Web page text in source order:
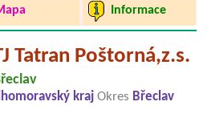
Informace
Tatran Poštorná,z.s.
kraj Okres Břeclav